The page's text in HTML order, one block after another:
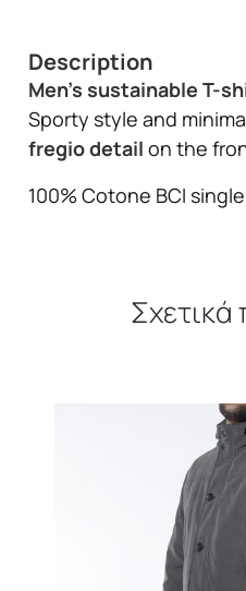
Description
Men’s sustainable T-
Sporty style and
fregio detail on the
100% Cotone BCI
Σχετικά